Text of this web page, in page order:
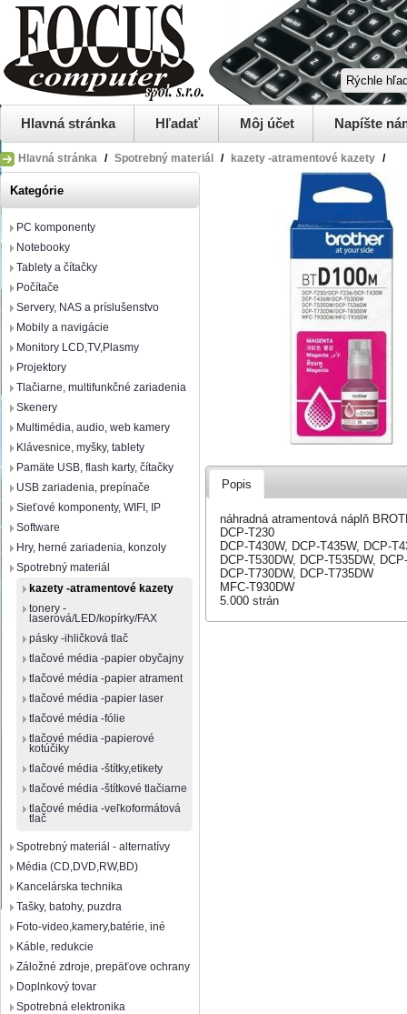
Hlavná stránka Hľadať Môj účet Napíšte
Hlavná stránka / Spotrebný materiál / kazety -atramentové kazety /
Kategórie
PC komponenty
Notebooky
Tablety a čítačky
Počítače
Servery, NAS a príslušenstvo
Mobily a navigácie
Monitory LCD,TV,Plasmy
Projektory
Tlačiarne, multifunkčné zariadenia
Skenery
Multimédia, audio, web kamery
Klávesnice, myšky, tablety
Pamäte USB, flash karty, čítačky
USB zariadenia, prepínače
Sieťové komponenty, WIFI, IP
Software
Hry, herné zariadenia, konzoly
Spotrebný materiál
kazety -atramentové kazety
tonery -
laserová/LED/kopírky/FAX
pásky -ihličková tlač
tlačové média -papier obyčajny
tlačové média -papier atrament
tlačové média -papier laser
tlačové média -fólie
tlačové média -papierové
kotúčiky
tlačové média -štítky,etikety
tlačové média -štítkové tlačiarne
tlačové média -veľkoformátová
tlač
Spotrebný materiál - alternatívy
Média (CD,DVD,RW,BD)
Kancelárska technika
Tašky, batohy, puzdra
Foto-video,kamery,batérie, iné
Káble, redukcie
Záložné zdroje, prepäťove ochrany
Doplnkový tovar
Spotrebná elektronika
Popis
náhradná atramentová náplň
DCP-T230
DCP-T430W, DCP-T435W, DCP-
DCP-T530DW, DCP-T535DW,
DCP-T730DW, DCP-T735DW
MFC-T930DW
5.000 strán